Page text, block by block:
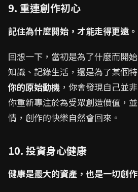
9. 重連創作初心
記住為什麼開始，才能走得更遠。
回想一下，當初是為了什麼而開
知識、記錄生活，還是為了某個
你的原始動機 ，你會發現自己並
你重新專注於為受眾創造價值，
情，創作的快樂自然會回來。
10. 投資身心健康
健康是最大的資產，也是一切創